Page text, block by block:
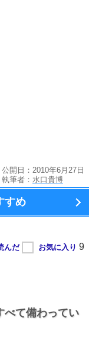
公開日：2010年6月27日
執筆者： 水口貴博
すめ
べて備わってい